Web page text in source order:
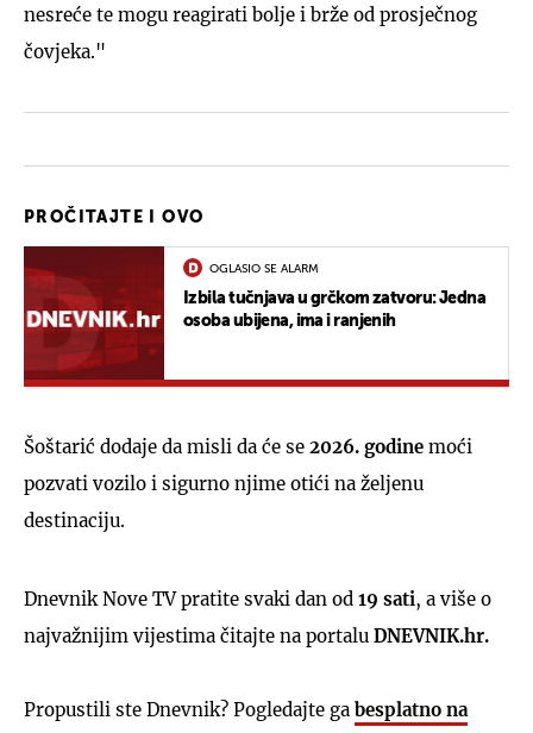
nesreće te mogu reagirati bolje i brže od prosječnog
čovjeka."
PROČITAJTE I OVO
OGLASIO SE ALARM
Izbila tučnjava u grčkom zatvoru: Jedna
osoba ubijena, ima i ranjenih
Šoštarić dodaje da misli da će se 2026. godine moći
pozvati vozilo i sigurno njime otići na željenu
destinaciju.
Dnevnik Nove TV pratite svaki dan od 19 sati, a više o
najvažnijim vijestima čitajte na portalu DNEVNIK.hr.
Propustili ste Dnevnik? Pogledajte ga besplatno na